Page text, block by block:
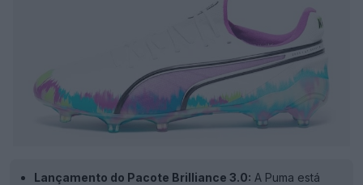
Lançamento do Pacote Brilliance 3.0: A Puma está